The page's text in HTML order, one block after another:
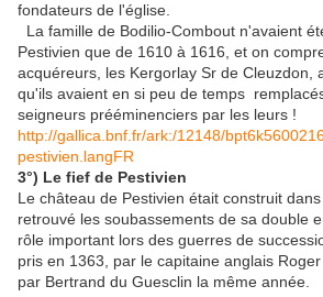
fondateurs de l'église.
La famille de Bodilio-Combout n'avaient
Pestivien que de 1610 à 1616, et on
acquéreurs, les Kergorlay Sr de Cleuzdon,
qu'ils avaient en si peu de temps
seigneurs prééminenciers par les leurs !
http://gallica.bnf.fr/ark:/12148/
pestivien.langFR
3°) Le fief de Pestivien
Le château de Pestivien était construit
retrouvé les soubassements de sa double
rôle important lors des guerres de
pris en 1363, par le capitaine anglais
par Bertrand du Guesclin la même année.